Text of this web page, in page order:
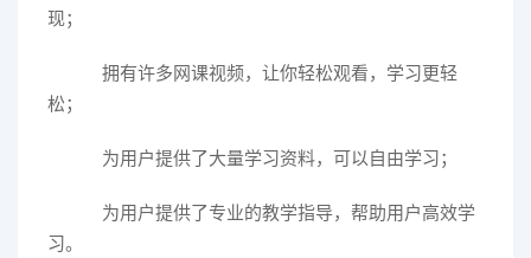
现；
拥有许多网课视频，让你轻松观看，学习更轻
松；
为用户提供了大量学习资料，可以自由学习；
为用户提供了专业的教学指导，帮助用户高效学
习。